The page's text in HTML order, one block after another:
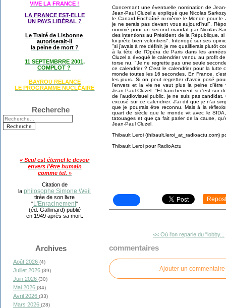
VIVE LA FRANCE !
LA FRANCE EST-ELLE
UN PAYS LIBÉRAL ?
Le Traité de Lisbonne
autoriserait-il
la peine de mort ?
11 SEPTEMBRRE 2001,
COMPLOT ?
BAYROU RELANCE
LE PROGRAMME NUCLÉAIRE
Recherche
« Seul est éternel le devoir
envers l'être humain
comme tel. »
Citation de
laphilosophe Simone Weil
tirée de son livre
"L'Enracinement"
(éd. Gallimard) publié
en 1949 après sa mort.
Archives
Août 2026 (4)
Juillet 2026 (39)
Juin 2026 (30)
Mai 2026 (34)
Avril 2026 (33)
Mars 2026 (28)
Concernant une éventuelle nomination de
Jean-Paul Cluzel a expliqué que Nicolas
le Canard Enchaîné ni même le Monde pour
je ne serais pas devant vous aujourd'hui".
nommé pour un second mandat par Nicolas
des intentions au Président de la République,
lui prête bien volontiers". Interrogé sur ses
"si j'avais à me définir, je me qualifierais plutôt
à la tête de l'Opéra de Paris dans les
Cluzel a évoqué le calendrier vendu au profit
torse nu. "Je ne regrette pas une seule
ce calendrier ? C'est le calendrier pour la lutte
monde toutes les 16 secondes. En France,
les jours. Si on peut regretter d'avoir posé
l'envers et la vie ne vaut plus la peine d'être
Jean-Paul Cluzel. "Et franchement si c'est sur
de l'audiovisuel public, je ne suis pas
excusé sur ce calendrier. J'ai dit que je n'ai
que je pourrais être reconnu. Mais à la
quart de siècle que le monde vit avec le
tatouages et que ça fait parler de la cause,
Jean-Paul Cluzel.
Thibault Leroi (thibault.leroi_at_radioactu.com)
Thibault Leroi pour RadioActu
Repost
<< Où l'on reparle du "lobby...
commentaires
Ajouter un commentaire